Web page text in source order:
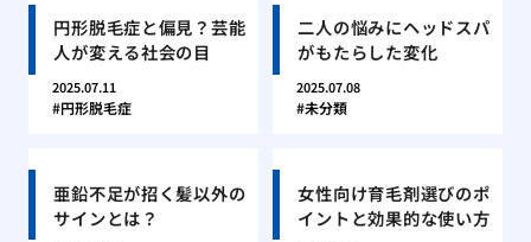
円形脱毛症と偏見？芸能
人が変える社会の目
2025.07.11
円形脱毛症
二人の悩みにヘッドスパ
がもたらした変化
2025.07.08
未分類
亜鉛不足が招く髪以外の
サインとは？
女性向け育毛剤選びのポ
イントと効果的な使い方